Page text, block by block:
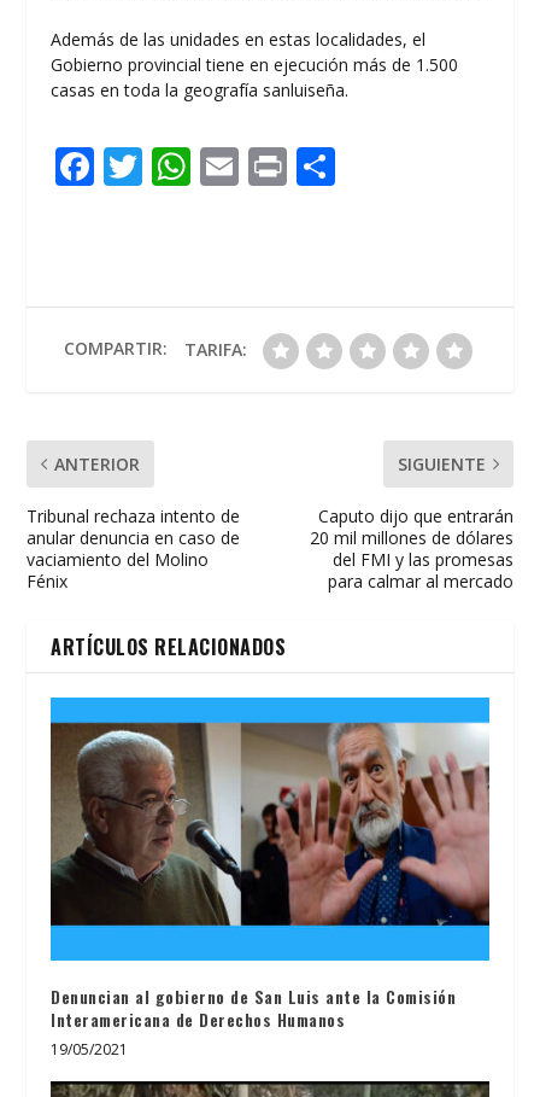
Además de las unidades en estas localidades, el
Gobierno provincial tiene en ejecución más de 1.500
casas en toda la geografía sanluiseña.
F
o
o
T W
A
p
E Pr
ar
ti
COMPARTIR: TARIFA:
ANTERIOR
Tribunal rechaza intento de
anular denuncia en caso de
vaciamiento del Molino
Fénix
SIGUIENTE
Caputo dijo que entrarán
20 mil millones de dólares
del FMI y las promesas
para calmar al mercado
ARTÍCULOS RELACIONADOS
Denuncian al gobierno de San Luis ante la Comisión
Interamericana de Derechos Humanos
19/05/2021